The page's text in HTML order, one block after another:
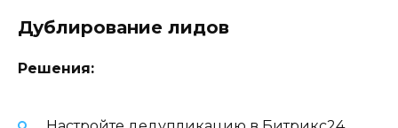
Дублирование лидов
Решения: